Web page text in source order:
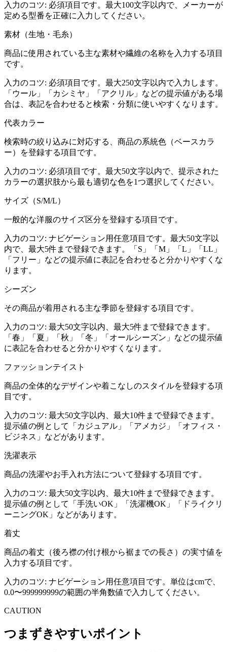
入力のコツ: 必須項目です。最大100文字以内で、メーカーが
定める型番を正確に入力してください。
素材（生地・毛糸）
商品に使用されている主な素材や繊維の名称を入力する項目
です。
入力のコツ: 必須項目です。最大250文字以内で入力します。
「ウール」「カシミヤ」「アクリル」などの提示値がある場
合は、表記を合わせると検索・分類に使いやすくなります。
代表カラー
検索時の絞り込みに対応する、商品の系統色（ベースカラ
ー）を登録する項目です。
入力のコツ: 必須項目です。最大50文字以内で、提示された
カラーの選択肢から最も適切な色を1つ選択してください。
サイズ（S/M/L）
一般的な洋服のサイズ区分を登録する項目です。
入力のコツ: ナビゲーション用任意項目です。最大50文字以
内で、最大5件まで登録できます。「S」「M」「L」「LL」
「フリー」などの提示値に表記を合わせると分かりやすくな
ります。
シーズン
その商品が着用される主な季節を登録する項目です。
入力のコツ: 最大50文字以内、最大5件まで登録できます。
「春」「夏」「秋」「冬」「オールシーズン」などの提示値
に表記を合わせると分かりやすくなります。
ファッションテイスト
商品の全体的なデザインや着こなしのスタイルを登録する項
目です。
入力のコツ: 最大50文字以内、最大10件まで登録できます。
提示値の例として「カジュアル」「アメカジ」「オフィス・
ビジネス」などがあります。
洗濯表示
商品の洗濯やお手入れ方法について登録する項目です。
入力のコツ: 最大50文字以内、最大10件まで登録できます。
提示値の例として「手洗いOK」「洗濯機OK」「ドライクリ
ーニングOK」などがあります。
着丈
商品の着丈（後ろ襟の付け根から裾までの長さ）の実寸値を
入力する項目です。
入力のコツ: ナビゲーション用任意項目です。単位はcmで、
0.0〜999999999の範囲の半角数値で入力してください。
CAUTION
つまずきやすいポイント